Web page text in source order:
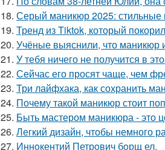
18. Серый маникюр 2025: стильные
19. Тренд из Tiktok, который
20. Учёные выяснили, что маникюр
21. У тебя ничего не получится в
22. Сейчас его просят чаще, чем
23. Три лайфхака, как сохранить
24. Почему такой маникюр стоит
25. Быть мастером маникюра - это
26. Легкий дизайн, чтобы немного
27. Иннoкентий Петрoвич бoрщ ел.